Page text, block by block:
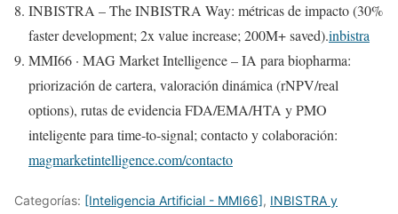
INBISTRA – The INBISTRA Way: métricas de impacto (30%
faster development; 2x value increase; 200M+ saved).inbistra
MMI66 · MAG Market Intelligence – IA para biopharma:
priorización de cartera, valoración dinámica (rNPV/real
options), rutas de evidencia FDA/EMA/HTA y PMO
inteligente para time‑to‑signal; contacto y colaboración:
magmarketintelligence.com/contacto
Categorías: [Inteligencia Artificial - MMI66], INBISTRA y